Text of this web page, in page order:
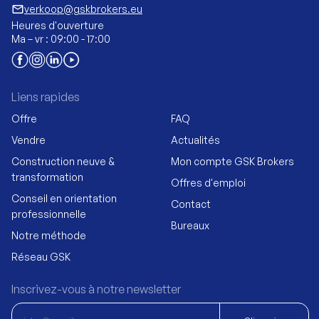
mail_outlineverkoop@gskbrokers.eu
Heures d'ouverture
Ma – vr : 09:00 - 17:00
Liens rapides
Offre
Vendre
Construction neuve &
transformation
Conseil en orientation
professionnelle
Notre méthode
Réseau GSK
FAQ
Actualités
Mon compte GSK Brokers
Offres d'emploi
Contact
Bureaux
Inscrivez-vous à notre newsletter